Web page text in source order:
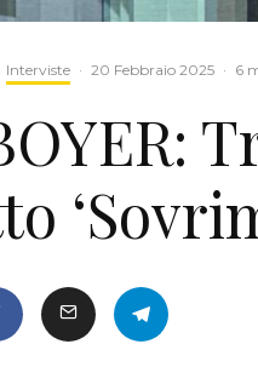
Interviste · 20 Febbraio 2025 · 6